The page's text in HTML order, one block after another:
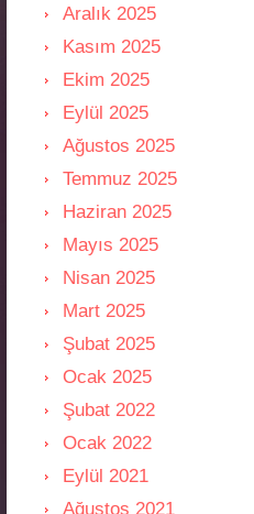
Aralık 2025
Kasım 2025
Ekim 2025
Eylül 2025
Ağustos 2025
Temmuz 2025
Haziran 2025
Mayıs 2025
Nisan 2025
Mart 2025
Şubat 2025
Ocak 2025
Şubat 2022
Ocak 2022
Eylül 2021
Ağustos 2021